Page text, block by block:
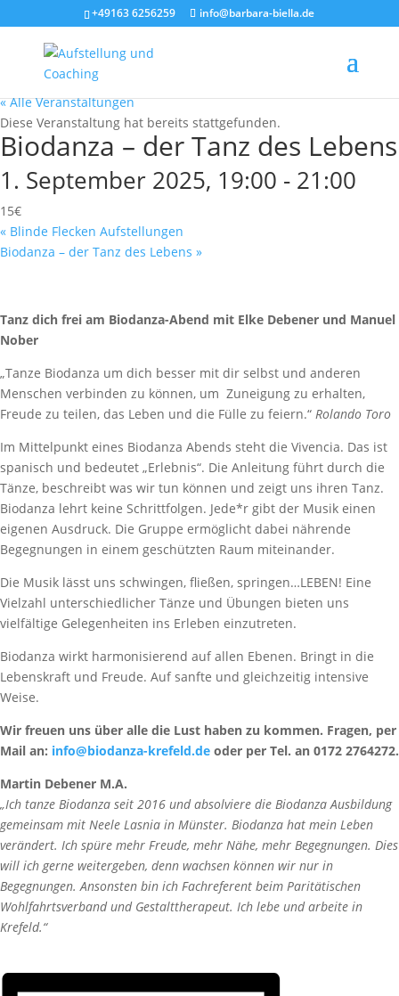
+49163 6256259 info@barbara-biella.de
« Alle Veranstaltungen
Diese Veranstaltung hat bereits stattgefunden.
Biodanza – der Tanz des Lebens
1. September 2025, 19:00 - 21:00
15€
« Blinde Flecken Aufstellungen
Biodanza – der Tanz des Lebens »
Tanz dich frei am Biodanza-Abend mit Elke Debener und Manuel
Nober
„Tanze Biodanza um dich besser mit dir selbst und anderen
Menschen verbinden zu können, um Zuneigung zu erhalten,
Freude zu teilen, das Leben und die Fülle zu feiern.“ Rolando Toro
Im Mittelpunkt eines Biodanza Abends steht die Vivencia. Das ist
spanisch und bedeutet „Erlebnis“. Die Anleitung führt durch die
Tänze, beschreibt was wir tun können und zeigt uns ihren Tanz.
Biodanza lehrt keine Schrittfolgen. Jede*r gibt der Musik einen
eigenen Ausdruck. Die Gruppe ermöglicht dabei nährende
Begegnungen in einem geschützten Raum miteinander.
Die Musik lässt uns schwingen, fließen, springen…LEBEN! Eine
Vielzahl unterschiedlicher Tänze und Übungen bieten uns
vielfältige Gelegenheiten ins Erleben einzutreten.
Biodanza wirkt harmonisierend auf allen Ebenen. Bringt in die
Lebenskraft und Freude. Auf sanfte und gleichzeitig intensive
Weise.
Wir freuen uns über alle die Lust haben zu kommen. Fragen, per
Mail an: info@biodanza-krefeld.de oder per Tel. an 0172 2764272.
Martin Debener M.A.
„Ich tanze Biodanza seit 2016 und absolviere die Biodanza Ausbildung
gemeinsam mit Neele Lasnia in Münster. Biodanza hat mein Leben
verändert. Ich spüre mehr Freude, mehr Nähe, mehr Begegnungen. Dies
will ich gerne weitergeben, denn wachsen können wir nur in
Begegnungen. Ansonsten bin ich Fachreferent beim Paritätischen
Wohlfahrtsverband und Gestalttherapeut. Ich lebe und arbeite in
Krefeld.“